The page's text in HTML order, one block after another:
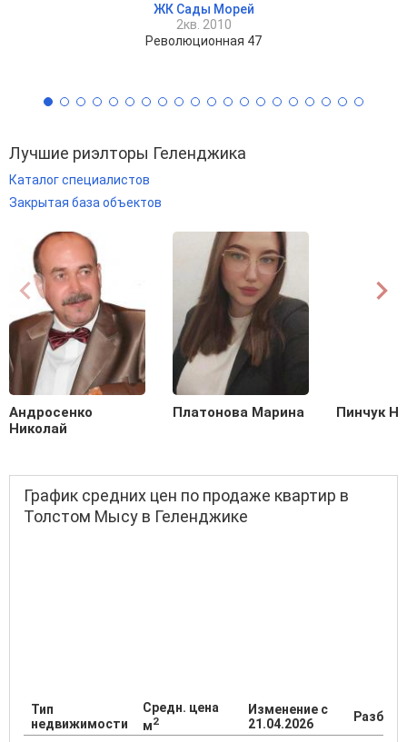
ЖК Сады Морей
2кв. 2010
Революционная 47
Лучшие риэлторы Геленджика
Каталог специалистов
Закрытая база объектов
Андросенко
Николай
Платонова Марина Пинчук
График средних цен по продаже квартир в
Толстом Мысу в Геленджике
Тип
недвижимости
Средн. цена
м2
Изменение с
21.04.2026